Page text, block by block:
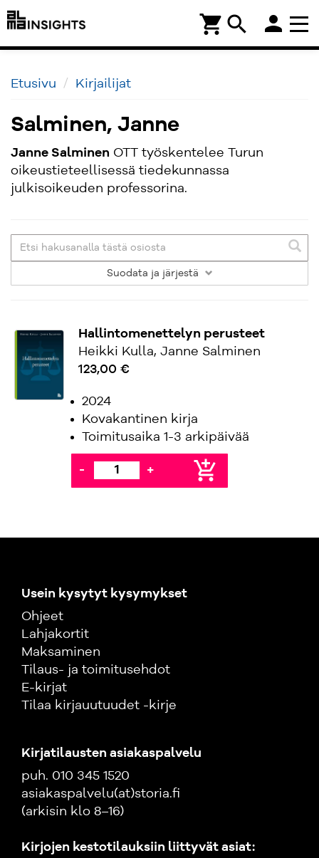
search
shopping_cart person
Etusivu Kirjailijat
Salminen, Janne
Janne Salminen OTT työskentelee Turun
oikeustieteellisessä tiedekunnassa
julkisoikeuden professorina.
Suodata ja järjestä
Hallintomenettelyn perusteet
Heikki Kulla, Janne Salminen
123,00 €
2024
Kovakantinen kirja
Toimitusaika 1-3 arkipäivää
- + add_shopping_cart
Usein kysytyt kysymykset
Ohjeet
Lahjakortit
Maksaminen
Tilaus- ja toimitusehdot
E-kirjat
Tilaa kirjauutuudet -kirje
Kirjatilausten asiakaspalvelu
puh. 010 345 1520
asiakaspalvelu(at)storia.fi
(arkisin klo 8–16)
Kirjojen kestotilauksiin liittyvät asiat: